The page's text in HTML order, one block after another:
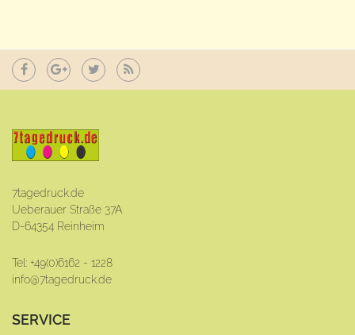
7tagedruck.de
Ueberauer Straße 37A
D-64354 Reinheim
Tel: +49(0)6162 - 1228
info@7tagedruck.de
SERVICE